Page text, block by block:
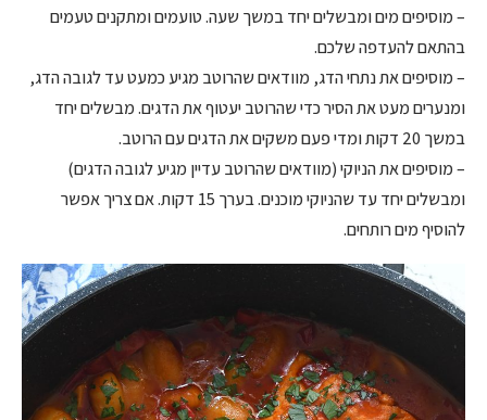
– מוסיפים מים ומבשלים יחד במשך שעה. טועמים ומתקנים טעמים
בהתאם להעדפה שלכם.
– מוסיפים את נתחי הדג, מוודאים שהרוטב מגיע כמעט עד לגובה הדג,
ומנערים מעט את הסיר כדי שהרוטב יעטוף את הדגים. מבשלים יחד
במשך 20 דקות ומדי פעם משקים את הדגים עם הרוטב.
– מוסיפים את הניוקי (מוודאים שהרוטב עדיין מגיע לגובה הדגים)
ומבשלים יחד עד שהניוקי מוכנים. בערך 15 דקות. אם צריך אפשר
להוסיף מים רותחים.